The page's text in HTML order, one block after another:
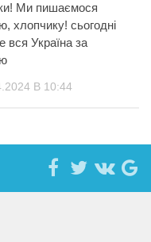
Ми пишаємося
хлопчику! сьогодні
вся Україна за
В 10:44